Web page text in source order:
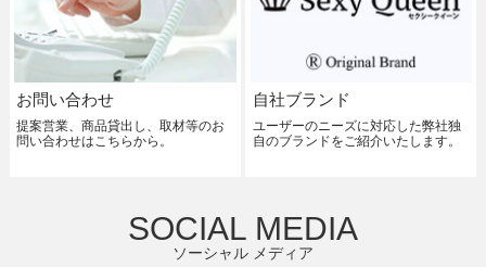
お問い合わせ
提案営業、商品貸出し、取材等のお
問い合わせはこちらから。
自社ブランド
ユーザーのニーズに対応した弊社独
自のブランドをご紹介いたします。
SOCIAL MEDIA
ソーシャル メディア